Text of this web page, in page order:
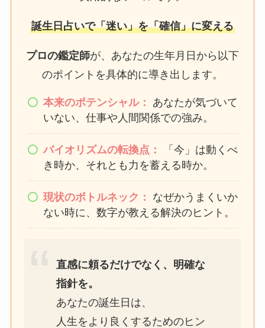
誕生日占いで「迷い」を「確信」に変える
プロの鑑定師が、あなたの生年月日から以下
のポイントを具体的に導き出します。
本来のポテンシャル： あなたが気づいて
いない、仕事や人間関係での強み。
バイオリズムの転換点：
「今」は動くべ
き時か、それとも力を蓄える時か。
現状のボトルネック：
なぜかうまくいか
ない時に、数字が教える解決のヒント。
直感に頼るだけでなく、明確な
指針を。
あなたの誕生日は、
人生をより良くするためのヒン